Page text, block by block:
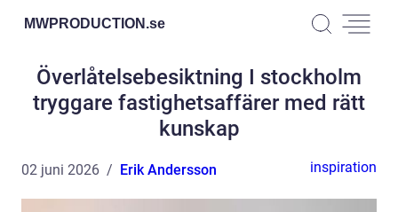
MWPRODUCTION.se
Överlåtelsebesiktning I stockholm
tryggare fastighetsaffärer med rätt
kunskap
02 juni 2026 Erik Andersson inspiration